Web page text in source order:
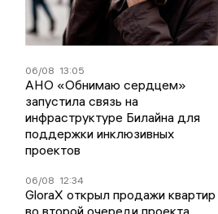
06/08 13:05
АНО «Обнимаю сердцем»
запустила связь на
инфраструктуре Билайна для
поддержки инклюзивных
проектов
06/08 12:34
GloraX открыл продажи квартир